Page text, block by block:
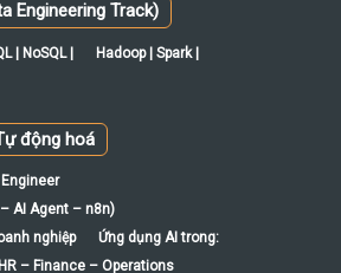
Engineering Track)
| NoSQL | Hadoop | Spark |
động hoá
AI Agent – n8n)
nghiệp
Ứng dụng AI trong:
– Finance – Operations